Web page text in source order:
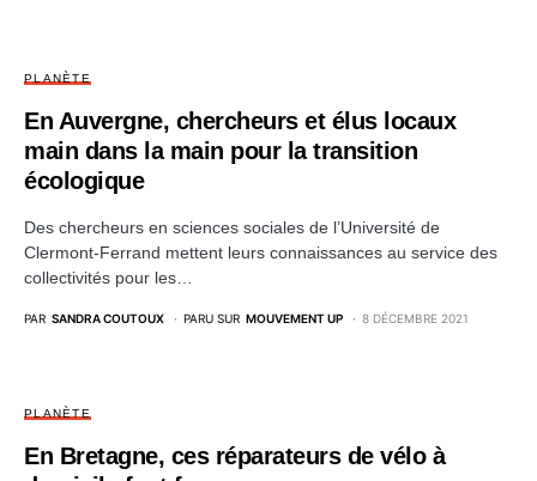
PLANÈTE
En Auvergne, chercheurs et élus locaux
main dans la main pour la transition
écologique
Des chercheurs en sciences sociales de l’Université de
Clermont-Ferrand mettent leurs connaissances au service des
collectivités pour les…
PAR SANDRA COUTOUX PARU SUR MOUVEMENT UP 8 DÉCEMBRE 2021
PLANÈTE
En Bretagne, ces réparateurs de vélo à